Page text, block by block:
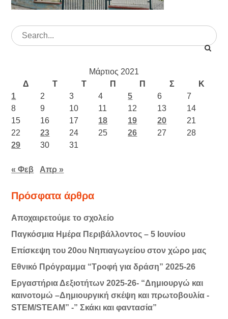
Search
for:
Μάρτιος 2021
Δ
Τ Τ Π Π Σ
Κ
1
2 3 4 5 6
7
8
9 10 11 12 13
14
15
16 17 18 19 20
21
22
23 24 25 26 27
28
29
30 31
« Φεβ Απρ »
Πρόσφατα άρθρα
Αποχαιρετούμε το σχολείο
Παγκόσμια Ημέρα Περιβάλλοντος – 5 Ιουνίου
Επίσκεψη του 20ου Νηπιαγωγείου στον χώρο μας
Εθνικό Πρόγραμμα “Τροφή για δράση” 2025-26
Εργαστήρια Δεξιοτήτων 2025-26- “Δημιουργώ και
καινοτομώ –Δημιουργική σκέψη και πρωτοβουλία -
STEM/STEAM” -” Σκάκι και φαντασία”